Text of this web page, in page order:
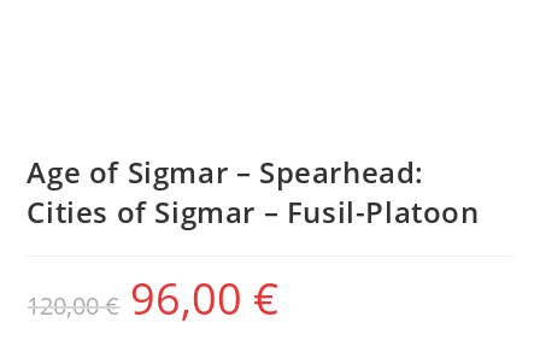
Age of Sigmar – Spearhead:
Cities of Sigmar – Fusil-Platoon
120,00€ 96,00 €